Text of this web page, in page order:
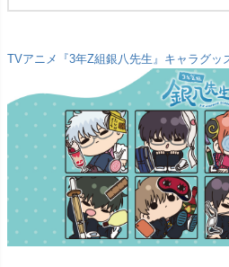
TVアニメ『3年Z組銀八先生』キャラグッ